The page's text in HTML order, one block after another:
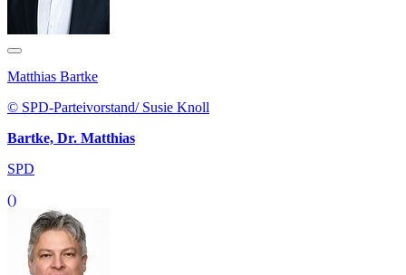
Matthias Bartke
© SPD-Parteivorstand/ Susie Knoll
Bartke, Dr. Matthias
SPD
()